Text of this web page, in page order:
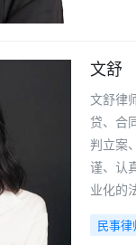
文舒
文舒律
贷、合
判立案
谨、认
业化的
民事律